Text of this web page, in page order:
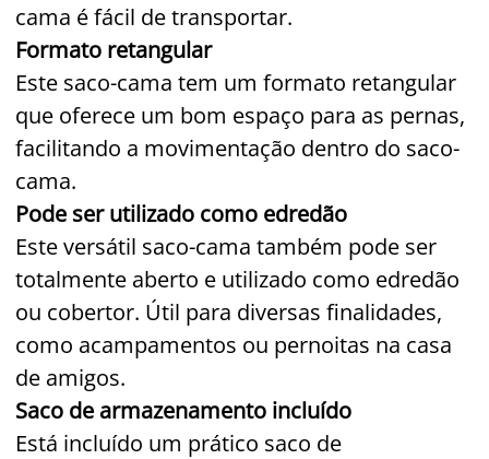
cama é fácil de transportar.
Formato retangular
Este saco-cama tem um formato retangular
que oferece um bom espaço para as pernas,
facilitando a movimentação dentro do saco-
cama.
Pode ser utilizado como edredão
Este versátil saco-cama também pode ser
totalmente aberto e utilizado como edredão
ou cobertor. Útil para diversas finalidades,
como acampamentos ou pernoitas na casa
de amigos.
Saco de armazenamento incluído
Está incluído um prático saco de